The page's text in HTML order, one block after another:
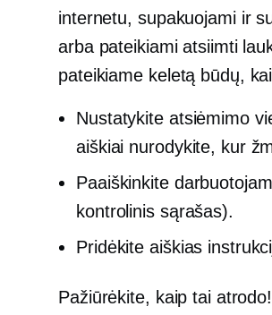
internetu, supakuojami ir
arba pateikiami atsiimti
pateikiame keletą būdų,
Nustatykite atsiėmimo
aiškiai nurodykite, kur
Paaiškinkite
kontrolinis sąrašas).
Pridėkite aiškias
Pažiūrėkite, kaip tai